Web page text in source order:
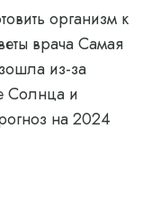
организм к
врача Самая
из-за
Солнца и
на 2024